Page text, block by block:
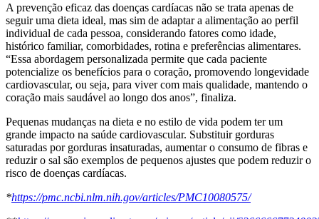
A prevenção eficaz das doenças cardíacas não se trata apenas de
seguir uma dieta ideal, mas sim de adaptar a alimentação ao perfil
individual de cada pessoa, considerando fatores como idade,
histórico familiar, comorbidades, rotina e preferências alimentares.
“Essa abordagem personalizada permite que cada paciente
potencialize os benefícios para o coração, promovendo longevidade
cardiovascular, ou seja, para viver com mais qualidade, mantendo o
coração mais saudável ao longo dos anos”, finaliza.
Pequenas mudanças na dieta e no estilo de vida podem ter um
grande impacto na saúde cardiovascular. Substituir gorduras
saturadas por gorduras insaturadas, aumentar o consumo de fibras e
reduzir o sal são exemplos de pequenos ajustes que podem reduzir o
risco de doenças cardíacas.
*https://pmc.ncbi.nlm.nih.gov/articles/PMC10080575/